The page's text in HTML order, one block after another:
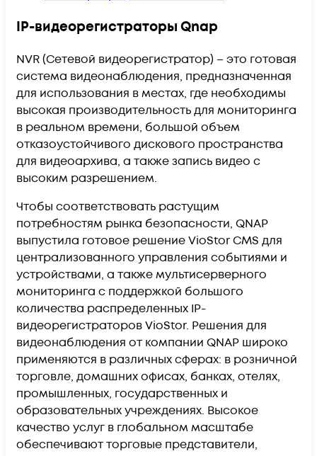
IP-видеорегистраторы Qnap
NVR (Сетевой видеорегистратор) – это готовая
система видеонаблюдения, предназначенная
для использования в местах, где необходимы
высокая производительность для мониторинга
в реальном времени, большой объем
отказоустойчивого дискового пространства
для видеоархива, а также запись видео с
высоким разрешением.
Чтобы соответствовать растущим
потребностям рынка безопасности, QNAP
выпустила готовое решение VioStor CMS для
централизованного управления событиями и
устройствами, а также мультисерверного
мониторинга с поддержкой большого
количества распределенных IP-
видеорегистраторов VioStor. Решения для
видеонаблюдения от компании QNAP широко
применяются в различных сферах: в розничной
торговле, домашних офисах, банках, отелях,
промышленных, государственных и
образовательных учреждениях. Высокое
качество услуг в глобальном масштабе
обеспечивают торговые представители,